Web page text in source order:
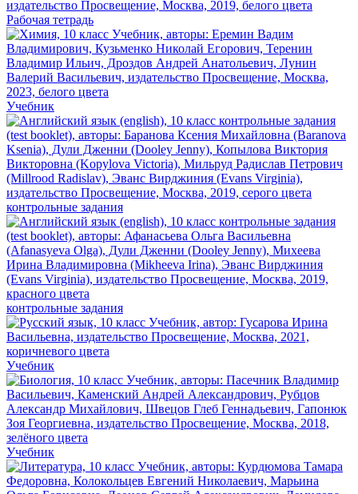
Рабочая тетрадь
Учебник
контрольные задания
контрольные задания
Учебник
Учебник